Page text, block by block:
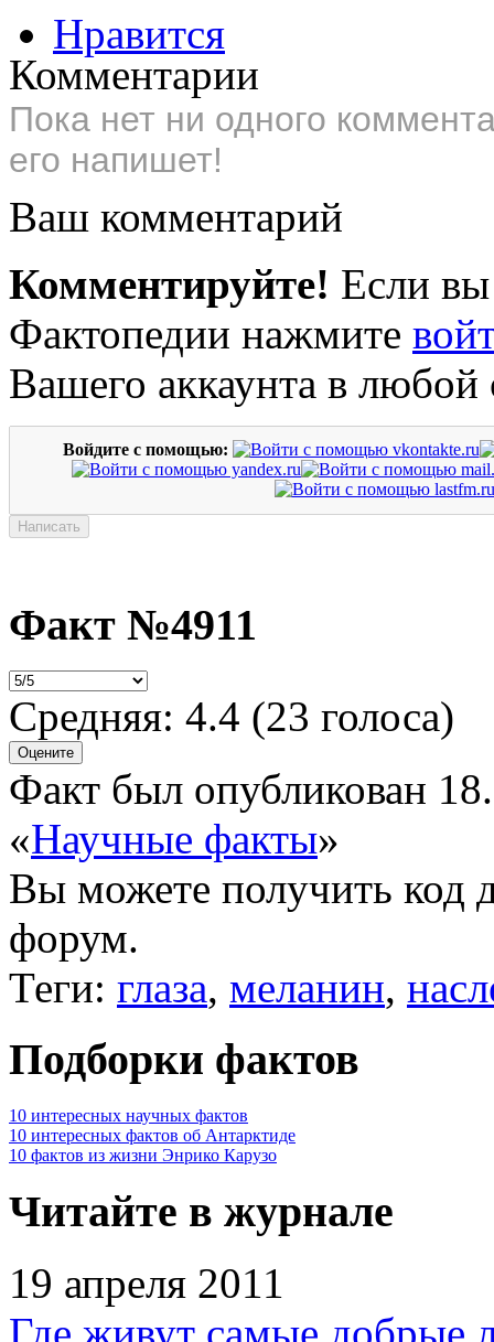
Нравится
Комментарии
Пока нет ни одного
его напишет!
Ваш комментарий
Комментируйте! Если вы
Фактопедии нажмите
Вашего аккаунта в любой
Войдите с помощью:
Факт №4911
Средняя: 4.4 (23 голоса)
Факт был опубликован
«Научные факты»
Вы можете получить код
форум.
Теги: глаза, меланин,
Подборки фактов
10 интересных научных фактов
10 интересных фактов об Антарктиде
10 фактов из жизни Энрико Карузо
Читайте в журнале
19 апреля 2011